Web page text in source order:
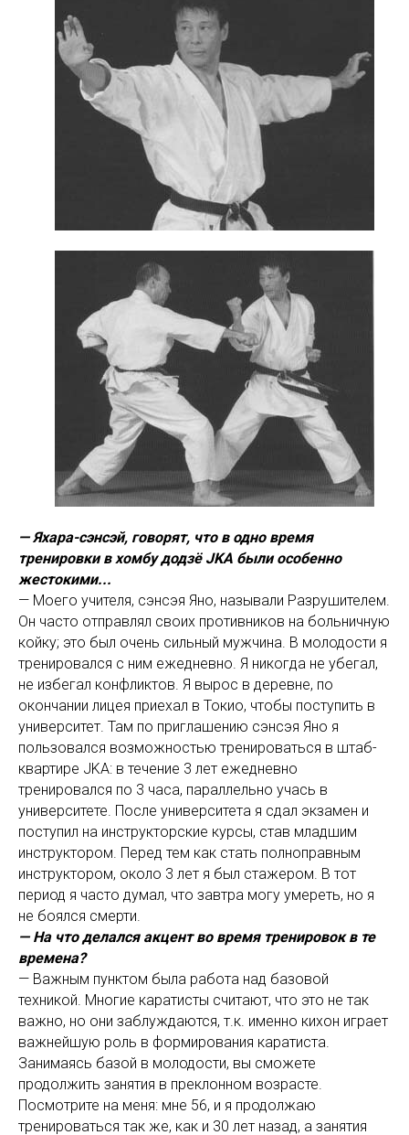
— Яхара-сэнсэй, говорят, что в одно время
тренировки в хомбу додзё JKA были особенно
жестокими...
— Моего учителя, сэнсэя Яно, называли Разрушителем.
Он часто отправлял своих противников на больничную
койку; это был очень сильный мужчина. В молодости я
тренировался с ним ежедневно. Я никогда не убегал,
не избегал конфликтов. Я вырос в деревне, по
окончании лицея приехал в Токио, чтобы поступить в
университет. Там по приглашению сэнсэя Яно я
пользовался возможностью тренироваться в штаб-
квартире JKA: в течение 3 лет ежедневно
тренировался по 3 часа, параллельно учась в
университете. После университета я сдал экзамен и
поступил на инструкторские курсы, став младшим
инструктором. Перед тем как стать полноправным
инструктором, около 3 лет я был стажером. В тот
период я часто думал, что завтра могу умереть, но я
не боялся смерти.
— На что делался акцент во время тренировок в те
времена?
— Важным пунктом была работа над базовой
техникой. Многие каратисты считают, что это не так
важно, но они заблуждаются, т.к. именно кихон играет
важнейшую роль в формирования каратиста.
Занимаясь базой в молодости, вы сможете
продолжить занятия в преклонном возрасте.
Посмотрите на меня: мне 56, и я продолжаю
тренироваться так же, как и 30 лет назад, а занятия